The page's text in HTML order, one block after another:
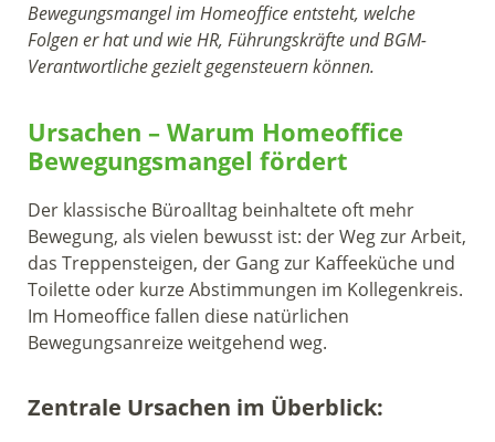
Bewegungsmangel im Homeoffice entsteht, welche
Folgen er hat und wie HR, Führungskräfte und BGM-
Verantwortliche gezielt gegensteuern können.
Ursachen – Warum Homeoffice
Bewegungsmangel fördert
Der klassische Büroalltag beinhaltete oft mehr
Bewegung, als vielen bewusst ist: der Weg zur Arbeit,
das Treppensteigen, der Gang zur Kaffeeküche und
Toilette oder kurze Abstimmungen im Kollegenkreis.
Im Homeoffice fallen diese natürlichen
Bewegungsanreize weitgehend weg.
Zentrale Ursachen im Überblick: